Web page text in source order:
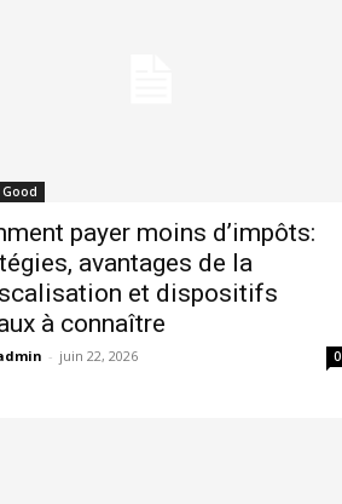
Good
payer moins d’impôts:
avantages de la
et dispositifs
à connaître
- juin 22, 2026 0